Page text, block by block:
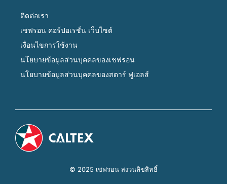
ติดต่อเรา
เชฟรอน คอร์ปอเรชั่น เว็บไซต์
เงื่อนไขการใช้งาน
นโยบายข้อมูลส่วนบุคคลของเชฟรอน
นโยบายข้อมูลส่วนบุคคลของสตาร์ ฟูเอลส์
© 2025 เชฟรอน สงวนลิขสิทธิ์